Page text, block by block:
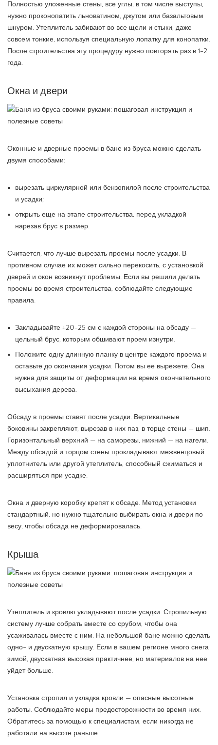
Полностью уложенные стены, все углы, в том числе выступы,
нужно проконопатить льноватином, джутом или базальтовым
шнуром. Утеплитель забивают во все щели и стыки, даже
совсем тонкие, используя специальную лопатку для конопатки.
После строительства эту процедуру нужно повторять раз в 1-2
года.
Окна и двери
Оконные и дверные проемы в бане из бруса можно сделать
двумя способами:
вырезать циркулярной или бензопилой после строительства
и усадки;
открыть еще на этапе строительства, перед укладкой
нарезав брус в размер.
Считается, что лучше вырезать проемы после усадки. В
противном случае их может сильно перекосить, с установкой
дверей и окон возникнут проблемы. Если вы решили делать
проемы во время строительства, соблюдайте следующие
правила.
Закладывайте +20-25 см с каждой стороны на обсаду —
цельный брус, которым обшивают проем изнутри.
Положите одну длинную планку в центре каждого проема и
оставьте до окончания усадки. Потом вы ее вырежете. Она
нужна для защиты от деформации на время окончательного
высыхания дерева.
Обсаду в проемы ставят после усадки. Вертикальные
боковины закрепляют, вырезав в них паз, в торце стены — шип.
Горизонтальный верхний — на саморезы, нижний — на нагели.
Между обсадой и торцом стены прокладывают межвенцовый
уплотнитель или другой утеплитель, способный сжиматься и
расширяться при усадке.
Окна и дверную коробку крепят к обсаде. Метод установки
стандартный, но нужно тщательно выбирать окна и двери по
весу, чтобы обсада не деформировалась.
Крыша
Утеплитель и кровлю укладывают после усадки. Стропильную
систему лучше собрать вместе со срубом, чтобы она
усаживалась вместе с ним. На небольшой бане можно сделать
одно- и двускатную крышу. Если в вашем регионе много снега
зимой, двускатная высокая практичнее, но материалов на нее
уйдет больше.
Установка стропил и укладка кровли — опасные высотные
работы. Соблюдайте меры предосторожности во время них.
Обратитесь за помощью к специалистам, если никогда не
работали на высоте раньше.